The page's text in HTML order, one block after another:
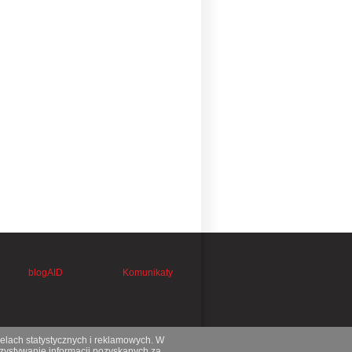
blogAID Komunikaty
statystycznych i reklamowych. W